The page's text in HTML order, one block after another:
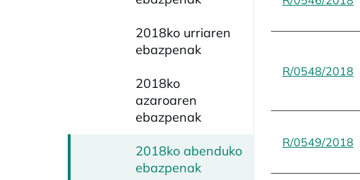
2018ko urriaren
ebazpenak
2018ko
azaroaren
ebazpenak
2018ko abenduko
ebazpenak
R/0548/2018
R/0549/2018